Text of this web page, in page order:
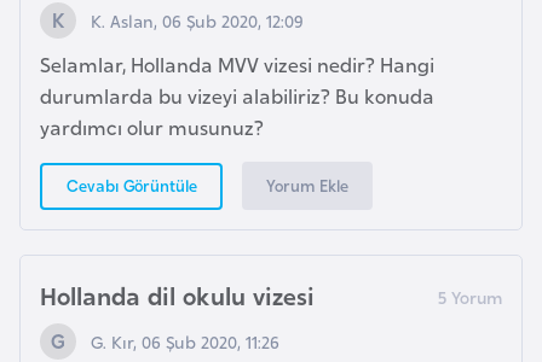
K. Aslan, 06 Şub 2020, 12:09
Selamlar, Hollanda MVV vizesi nedir? Hangi
durumlarda bu vizeyi alabiliriz? Bu konuda
yardımcı olur musunuz?
Cevabı Görüntüle Yorum Ekle
Hollanda dil okulu vizesi
G. Kır, 06 Şub 2020, 11:26
D
e
m
o
a
t
i
k